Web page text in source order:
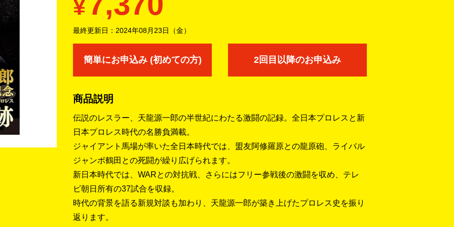
¥
最終更新日： 2024年08月23日（金）
簡単にお申込み (初めての方) 2回目以降のお申込み
商品説明
伝説のレスラー、天龍源一郎の半世紀にわたる激闘の記録。全日本プロレスと新
日本プロレス時代の名勝負満載。
ジャイアント馬場が率いた全日本時代では、盟友阿修羅原との龍原砲、ライバル
ジャンボ鶴田との死闘が繰り広げられます。
新日本時代では、WARとの対抗戦、さらにはフリー参戦後の激闘を収め、テレ
ビ朝日所有の37試合を収録。
時代の背景を語る新規対談も加わり、天龍源一郎が築き上げたプロレス史を振り
返ります。